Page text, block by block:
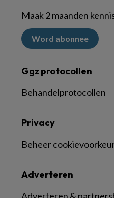
Maak 2 maanden
Word abonnee
Ggz protocollen
Behandelprotocollen
Adverteren
Privacy
Beheer